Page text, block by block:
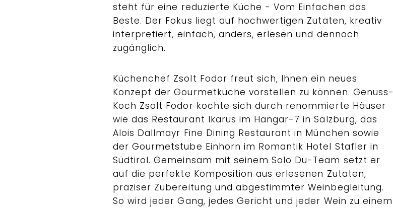
steht für eine reduzierte Küche - Vom Einfachen das
Beste. Der Fokus liegt auf hochwertigen Zutaten, kreativ
interpretiert, einfach, anders, erlesen und dennoch
zugänglich.
Küchenchef Zsolt Fodor freut sich, Ihnen ein neues
Konzept der Gourmetküche vorstellen zu können. Genuss-
Koch Zsolt Fodor kochte sich durch renommierte Häuser
wie das Restaurant Ikarus im Hangar-7 in Salzburg, das
Alois Dallmayr Fine Dining Restaurant in München sowie
der Gourmetstube Einhorn im Romantik Hotel Stafler in
Südtirol. Gemeinsam mit seinem Solo Du-Team setzt er
auf die perfekte Komposition aus erlesenen Zutaten,
präziser Zubereitung und abgestimmter Weinbegleitung.
So wird jeder Gang, jedes Gericht und jeder Wein zu einem